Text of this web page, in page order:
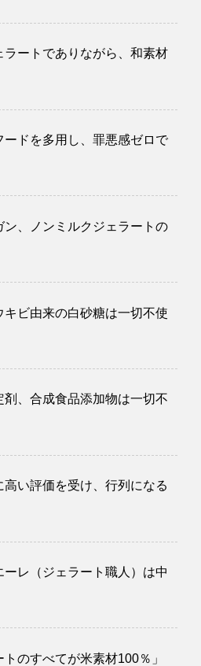
ラートでありながら、和素材
ードを多用し、罪悪感ゼロで
ン、ノンミルクジェラートの
ビ由来の白砂糖は一切不使
、合成食品添加物は一切不
い評価を受け、行列になる
レ（ジェラート職人）は中
のすべてが米素材100％」